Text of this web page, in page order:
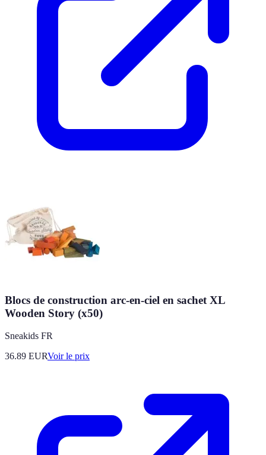
Blocs de construction arc-en-ciel en sachet XL
Wooden Story (x50)
Sneakids FR
36.89 EURVoir le prix